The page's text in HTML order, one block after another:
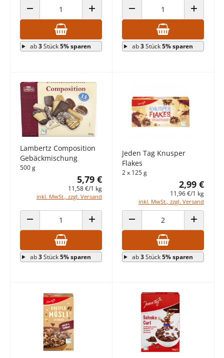
ANZAHL VERRINGERN ANZAHL ERHÖHEN
ab3Stück5% sparen
ANZAHL VERRINGERN ANZAHL
ab3Stück5% sparen
Lambertz Composition
Gebäckmischung
500 g
5,79 €
11,58 €/1 kg
inkl. MwSt., zzgl. Versand
ANZAHL VERRINGERN ANZAHL ERHÖHEN
ab3Stück5% sparen
Jeden Tag Knusper
Flakes
2 x 125 g
2,99 €
11,96 €/1 kg
inkl. MwSt., zzgl. Versand
ANZAHL VERRINGERN ANZAHL
ab3Stück5% sparen